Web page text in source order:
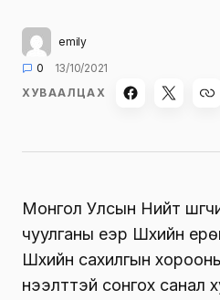
emily
0
13/10/2021
ХУВААЛЦАХ
Монгол Улсын Нийт
чуулганы үеэр Шүүхийн
Шүүхийн сахилгын хорооны
нээлттэй сонгох санал